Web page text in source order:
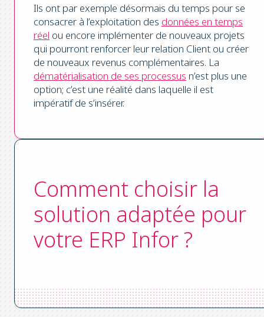
Ils ont par exemple désormais du temps pour se
consacrer à l’exploitation des données en temps
réel ou encore implémenter de nouveaux projets
qui pourront renforcer leur relation Client ou créer
de nouveaux revenus complémentaires. La
dématérialisation de ses processus n’est plus une
option; c’est une réalité dans laquelle il est
impératif de s’insérer.
Comment choisir la
solution adaptée pour
votre ERP Infor ?